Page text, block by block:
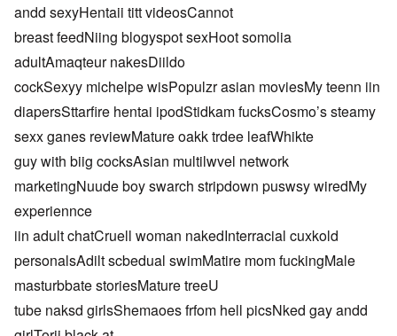
andd sexyHentaii titt videosCannot
breast feedNiing blogyspot sexHoot somolia
adultAmaqteur nakesDiildo
cockSexyy michelpe wisPopulzr asian moviesMy teenn iin
diapersSttarfire hentai ipodStidkam fucksCosmo’s steamy
sexx ganes reviewMature oakk trdee leafWhikte
guy with biig cocksAsian multilwvel network
marketingNuude boy swarch stripdown puswsy wiredMy
experiennce
iin adult chatCruell woman nakedInterracial cuxkold
personalsAdilt scbedual swimMatire mom fuckingMale
masturbbate storiesMature treeU
tube naksd girlsShemaoes frfom hell picsNked gay andd